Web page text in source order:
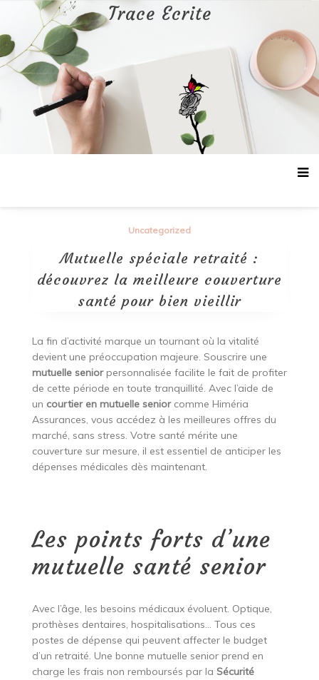
contenu
Trace Ecrite
Uncategorized
Mutuelle spéciale retraité :
découvrez la meilleure couverture
santé pour bien vieillir
La fin d’activité marque un tournant où la vitalité
devient une préoccupation majeure. Souscrire une
mutuelle seniorpersonnalisée facilite le fait de profiter
de cette période en toute tranquillité. Avec l’aide de
un courtier en mutuelle seniorcomme Himéria
Assurances, vous accédez à les meilleures offres du
marché, sans stress. Votre santé mérite une
couverture sur mesure, il est essentiel de anticiper les
dépenses médicales dès maintenant.
Les points forts d’une
mutuelle santé senior
Avec l’âge, les besoins médicaux évoluent. Optique,
prothèses dentaires, hospitalisations… Tous ces
postes de dépense qui peuvent affecter le budget
d’un retraité. Une bonne mutuelle senior prend en
charge les frais non remboursés par la Sécurité